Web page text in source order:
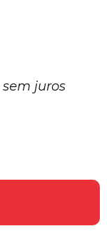
sem juros